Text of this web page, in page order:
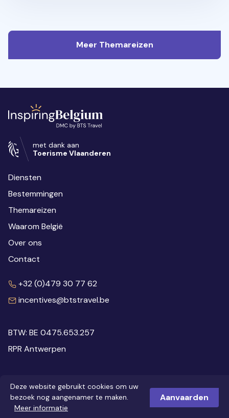
Deze website gebruikt cookies om uw
bezoek nog aangenamer te maken.
Meer informatie
Aanvaarden
Meer Themareizen
met dank aan
Toerisme Vlaanderen
Diensten
Bestemmingen
Themareizen
Waarom België
Over ons
Contact
+32 (0)479 30 77 62
incentives@btstravel.be
BTW: BE 0475.653.257
RPR Antwerpen
Disclaimer Privacy
Cookies
© 2026 Inspiring Belgium
Webdesign: Robarov